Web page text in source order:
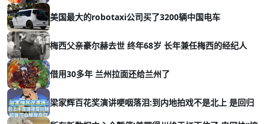
美国最大的robotaxi公司买了3200辆中国电车
梅西父亲豪尔赫去世 终年68岁 长年兼任梅西的经纪人
借用30多年 兰州拉面还给兰州了
梁家辉百花奖演讲哽咽落泪:到内地拍戏不是北上 是回归